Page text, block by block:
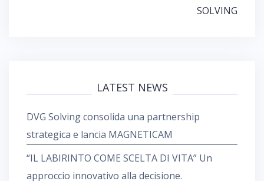
e
r
t
i
c
o
SOLVING
LATEST NEWS
DVG Solving consolida una partnership
strategica e lancia MAGNETICAM
“IL LABIRINTO COME SCELTA DI VITA” Un
approccio innovativo alla decisione.